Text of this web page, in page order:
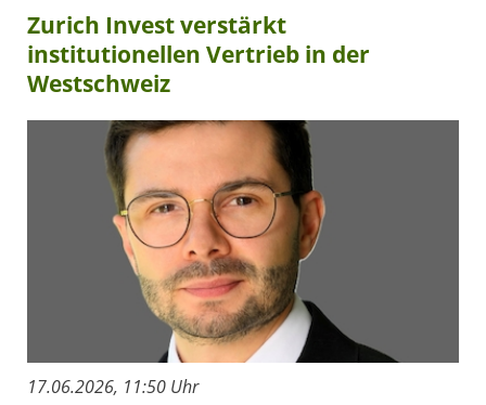
Zurich Invest verstärkt
institutionellen Vertrieb in der
Westschweiz
17.06.2026, 11:50 Uhr